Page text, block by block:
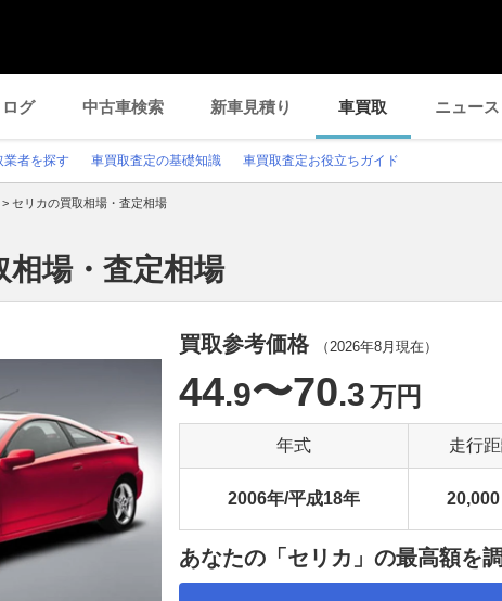
ログ 中古車検索 新車見積り 車買取 ニュース
業者を探す 車買取査定の基礎知識 車買取査定お役立ちガイド
> セリカの買取相場・査定相場
相場・査定相場
買取参考価格 （2026年8月 現在）
44.9〜70.3万円
年式 走行
2006年/平成18年 20,000
あなたの「セリカ」の最高額を